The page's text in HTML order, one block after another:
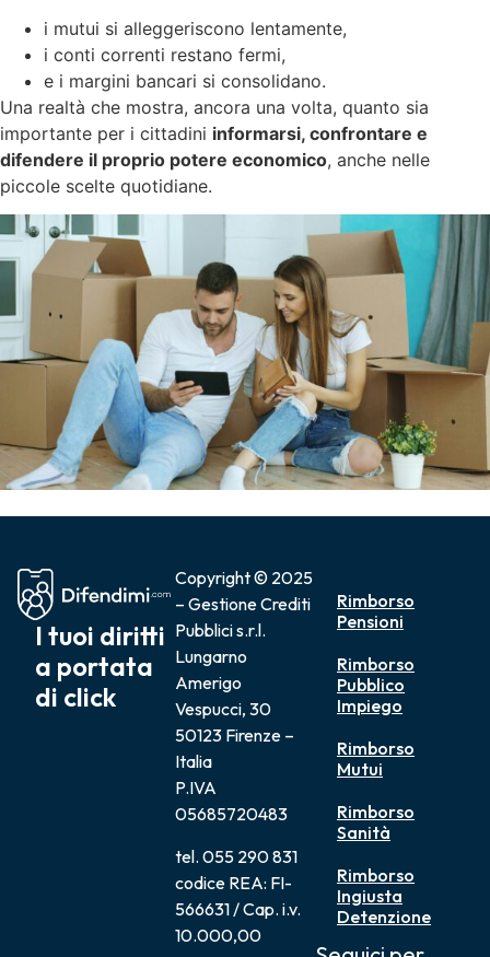
i mutui si alleggeriscono lentamente,
i conti correnti restano fermi,
e i margini bancari si consolidano.
Una realtà che mostra, ancora una volta, quanto sia
importante per i cittadini informarsi, confrontare e
difendere il proprio potere economico, anche nelle
piccole scelte quotidiane.
I tuoi diritti
a portata
di click
Copyright © 2025
– Gestione Crediti
Pubblici s.r.l.
Lungarno
Amerigo
Vespucci, 30
50123 Firenze –
Italia
P.IVA
05685720483
tel. 055 290 831
codice REA: FI-
566631 / Cap. i.v.
10.000,00
Rimborso
Pensioni
Rimborso
Pubblico
Impiego
Rimborso
Mutui
Rimborso
Sanità
Rimborso
Ingiusta
Detenzione